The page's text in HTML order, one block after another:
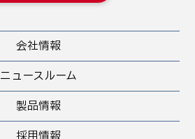
会社情報
ニュースルーム
製品情報